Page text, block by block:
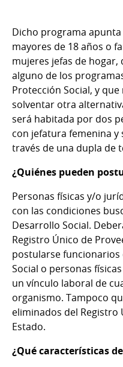
Dicho programa
mayores de 18 años o
mujeres jefas de
alguno de los
Protección Social, y
solventar otra
será habitada por dos
con jefatura femenina y
través de una dupla de
¿Quiénes pueden
Personas físicas y/o
con las condiciones
Desarrollo Social.
Registro Único de
postularse
Social o personas
un vínculo laboral de
organismo. Tampoco
eliminados del Registro
Estado.
¿Qué características